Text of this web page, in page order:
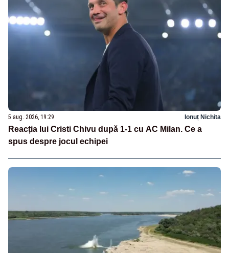
5 aug. 2026, 19:29 Ionuț Nichita
Reacția lui Cristi Chivu după 1-1 cu AC Milan. Ce a
spus despre jocul echipei